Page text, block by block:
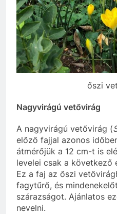
őszi
Nagyvirágú vetővirág
A nagyvirágú vetővirág (
előző fajjal azonos
átmérőjük a 12 cm-t is
levelei csak a következő
Ez a faj az őszi
fagytűrő, és
szárazságot. Ajánlatos
nevelni.